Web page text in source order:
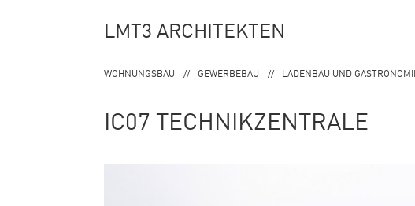
LMT3 ARCHITEKTEN
WOHNUNGSBAU GEWERBEBAU LADENBAU UND
IC07 TECHNIKZENTRALE